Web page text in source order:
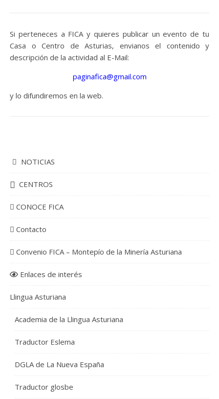
Si perteneces a FICA y quieres publicar un evento de tu
Casa o Centro de Asturias, envianos el contenido y
descripción de la actividad al E-Mail:
paginafica@gmail.com
y lo difundiremos en la web.
NOTICIAS
CENTROS
CONOCE FICA
Contacto
Convenio FICA – Montepío de la Minería Asturiana
Enlaces de interés
Llingua Asturiana
Academia de la Llingua Asturiana
Traductor Eslema
DGLA de La Nueva España
Traductor glosbe